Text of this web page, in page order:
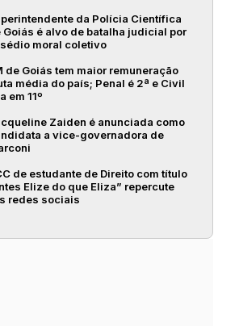
da Polícia Científica
Goiás é alvo de batalha judicial por
moral coletivo
de Goiás tem maior remuneração
média do país; Penal é 2ª e Civil
em 11º
Zaiden é anunciada como
a vice-governadora de
de estudante de Direito com título
Elize do que Eliza” repercute
redes sociais